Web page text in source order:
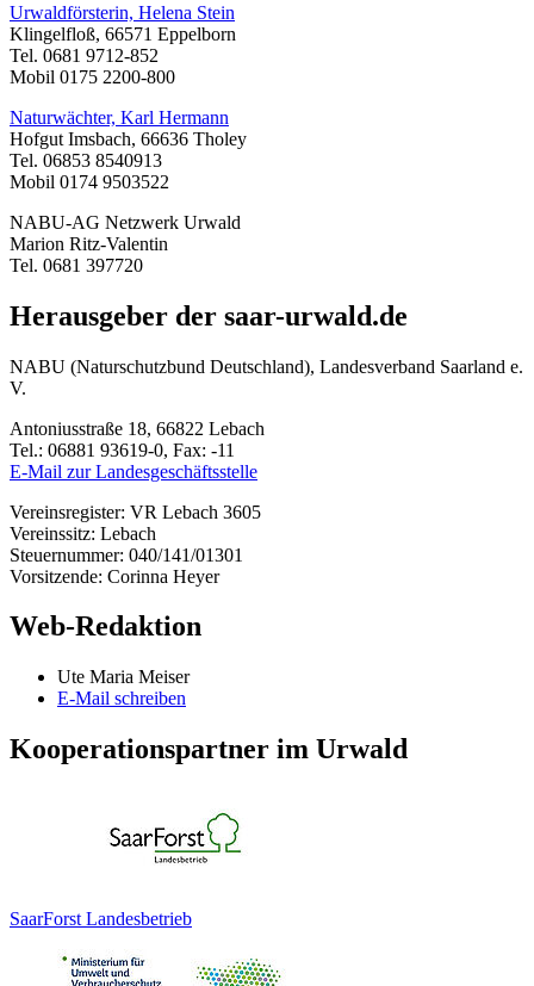
Urwaldförsterin, Helena Stein
Klingelfloß, 66571 Eppelborn
Tel. 0681 9712-852
Mobil 0175 2200-800
Naturwächter, Karl Hermann
Hofgut Imsbach, 66636 Tholey
Tel. 06853 8540913
Mobil 0174 9503522
NABU-AG Netzwerk Urwald
Marion Ritz-Valentin
Tel. 0681 397720
Herausgeber der saar-urwald.de
NABU (Naturschutzbund Deutschland), Landesverband Saarland e.
V.
Antoniusstraße 18, 66822 Lebach
Tel.: 06881 93619-0, Fax: -11
E-Mail zur Landesgeschäftsstelle
Vereinsregister: VR Lebach 3605
Vereinssitz: Lebach
Steuernummer: 040/141/01301
Vorsitzende: Corinna Heyer
Web-Redaktion
Ute Maria Meiser
E-Mail schreiben
Kooperationspartner im Urwald
SaarForst Landesbetrieb